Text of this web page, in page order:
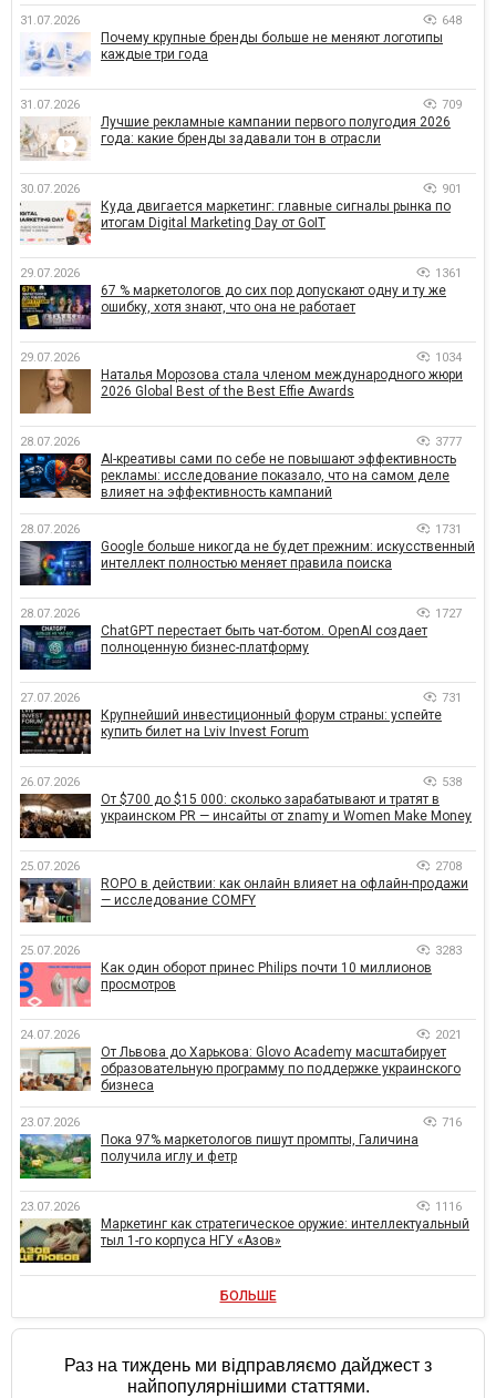
31.07.2026 648
Почему крупные бренды больше не меняют логотипы
каждые три года
31.07.2026 709
Лучшие рекламные кампании первого полугодия 2026
года: какие бренды задавали тон в отрасли
30.07.2026 901
Куда двигается маркетинг: главные сигналы рынка по
итогам Digital Marketing Day от GoIT
29.07.2026 1361
67 % маркетологов до сих пор допускают одну и ту же
ошибку, хотя знают, что она не работает
29.07.2026 1034
Наталья Морозова стала членом международного жюри
2026 Global Best of the Best Effie Awards
28.07.2026 3777
AI-креативы сами по себе не повышают эффективность
рекламы: исследование показало, что на самом деле
влияет на эффективность кампаний
28.07.2026 1731
Google больше никогда не будет прежним: искусственный
интеллект полностью меняет правила поиска
28.07.2026 1727
ChatGPT перестает быть чат-ботом. OpenAI создает
полноценную бизнес-платформу
27.07.2026 731
Крупнейший инвестиционный форум страны: успейте
купить билет на Lviv Invest Forum
26.07.2026 538
От $700 до $15 000: сколько зарабатывают и тратят в
украинском PR — инсайты от znamy и Women Make Money
25.07.2026 2708
ROPO в действии: как онлайн влияет на офлайн-продажи
— исследование COMFY
25.07.2026 3283
Как один оборот принес Philips почти 10 миллионов
просмотров
24.07.2026 2021
От Львова до Харькова: Glovo Academy масштабирует
образовательную программу по поддержке украинского
бизнеса
23.07.2026 716
Пока 97% маркетологов пишут промпты, Галичина
получила иглу и фетр
23.07.2026 1116
Маркетинг как стратегическое оружие: интеллектуальный
тыл 1-го корпуса НГУ «Азов»
БОЛЬШЕ
Раз на тиждень ми відправляємо дайджест з
найпопулярнішими статтями.